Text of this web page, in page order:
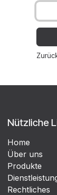
Nützliche
Home
Über uns
Produkte
Rechtliches